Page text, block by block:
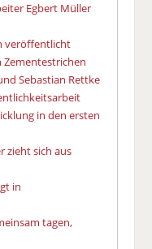
Egbert Müller
veröffentlicht
Sebastian Rettke
in den ersten
zieht sich aus
in
tagen,